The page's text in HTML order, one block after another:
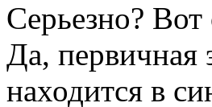
Серьезно?
Да,
находится в